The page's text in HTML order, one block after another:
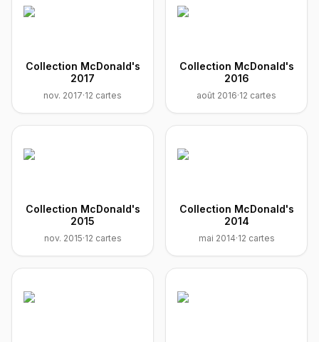
Collection McDonald's
2017
nov. 2017·12 cartes
Collection McDonald's
2016
août 2016·12 cartes
Collection McDonald's
2015
nov. 2015·12 cartes
Collection McDonald's
2014
mai 2014·12 cartes